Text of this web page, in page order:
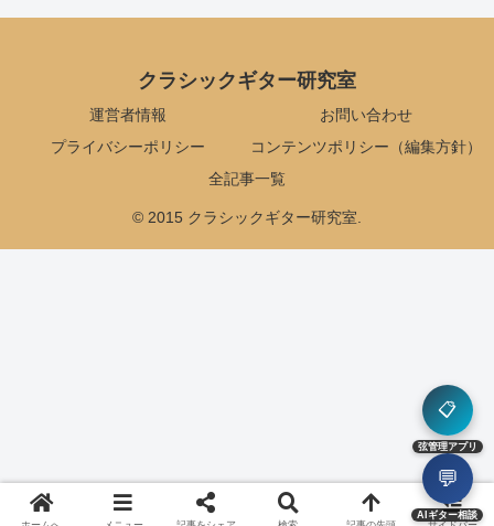
クラシックギター研究室
運営者情報
お問い合わせ
プライバシーポリシー
コンテンツポリシー（編集方針）
全記事一覧
© 2015 クラシックギター研究室.
📋
弦管理アプリ
💬
AIギター相談